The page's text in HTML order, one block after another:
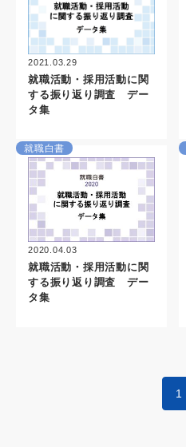
2021.03.29
就職活動・採用活動に関
する振り返り調査 デー
タ集
就職白書
2020.04.03
就職活動・採用活動に関
する振り返り調査 デー
タ集
1